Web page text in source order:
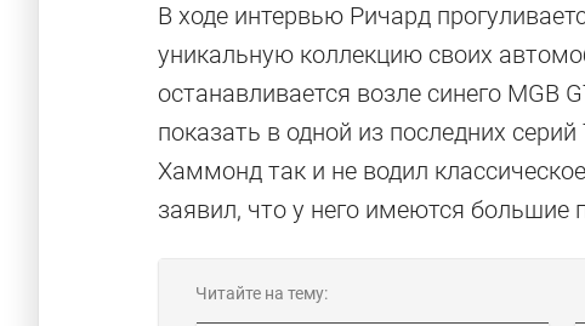
В ходе интервью Ричард
уникальную коллекцию своих
останавливается возле синего MGB
показать в одной из последних
Хаммонд так и не водил
заявил, что у него имеются
Читайте на тему: